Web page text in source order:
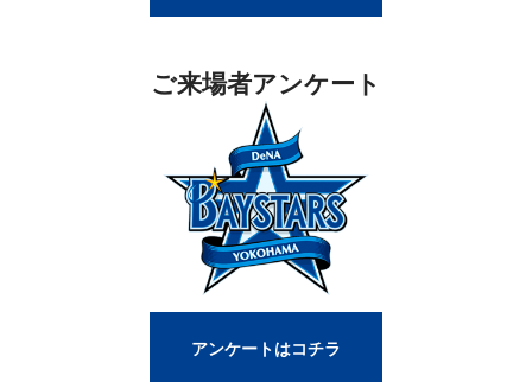
ご来場者アンケート
アンケートはコチラ